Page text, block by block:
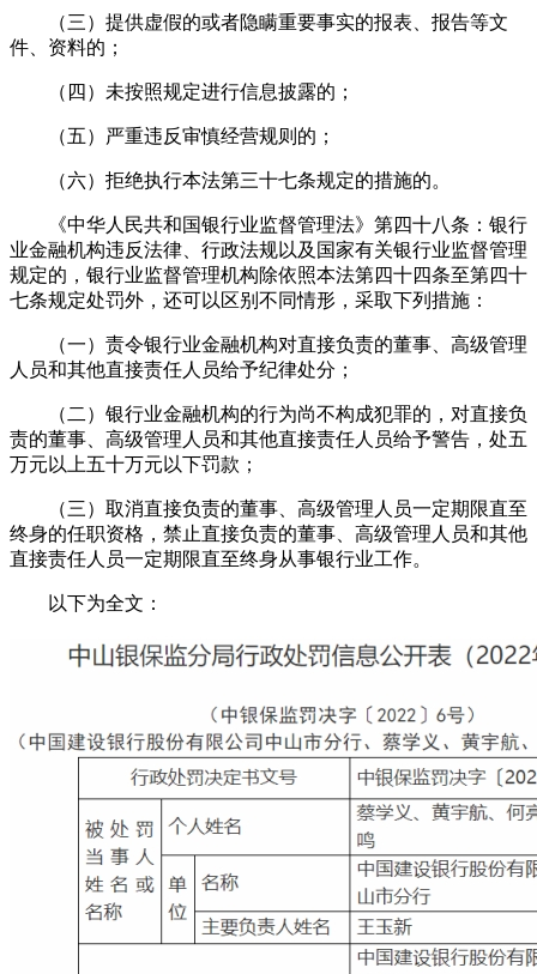
（三）提供虚假的或者隐瞒重要事实的报表、报告等文
件、资料的；
（四）未按照规定进行信息披露的；
（五）严重违反审慎经营规则的；
（六）拒绝执行本法第三十七条规定的措施的。
《中华人民共和国银行业监督管理法》第四十八条：银行
业金融机构违反法律、行政法规以及国家有关银行业监督管理
规定的，银行业监督管理机构除依照本法第四十四条至第四十
七条规定处罚外，还可以区别不同情形，采取下列措施：
（一）责令银行业金融机构对直接负责的董事、高级管理
人员和其他直接责任人员给予纪律处分；
（二）银行业金融机构的行为尚不构成犯罪的，对直接负
责的董事、高级管理人员和其他直接责任人员给予警告，处五
万元以上五十万元以下罚款；
（三）取消直接负责的董事、高级管理人员一定期限直至
终身的任职资格，禁止直接负责的董事、高级管理人员和其他
直接责任人员一定期限直至终身从事银行业工作。
以下为全文：